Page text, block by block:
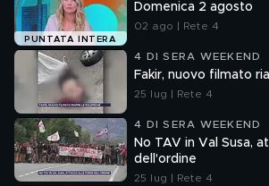
PUNTATA INTERA
Domenica 2 agosto
02 ago | Rete 4
4 DI SERA WEEKEND
Fakir, nuovo filmato
25 lug | Rete 4
4 DI SERA WEEKEND
No TAV in Val Susa,
dell'ordine
25 lug | Rete 4